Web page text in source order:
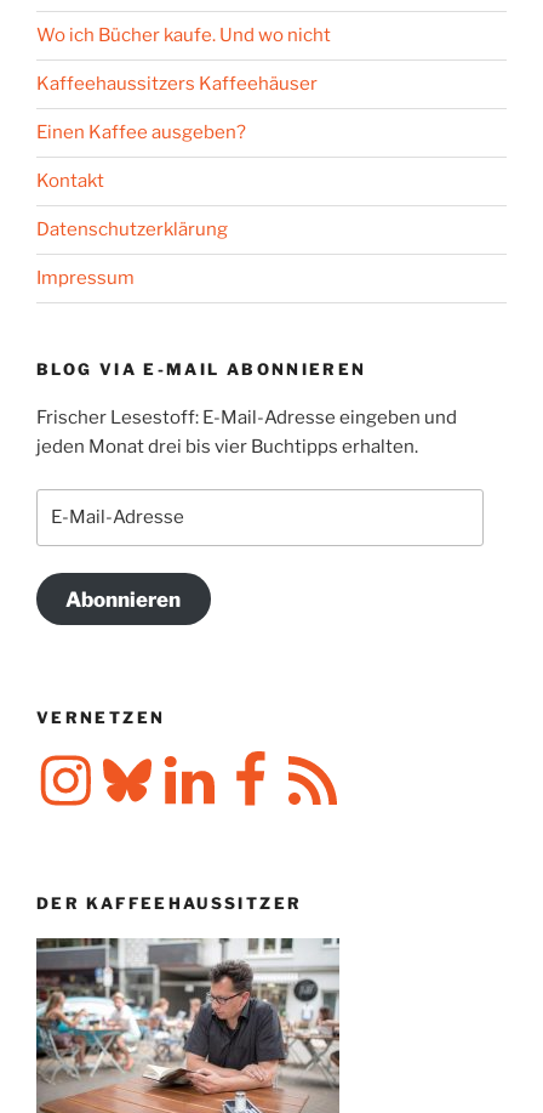
Wo ich Bücher kaufe. Und wo nicht
Kaffeehaussitzers Kaffeehäuser
Einen Kaffee ausgeben?
Kontakt
Datenschutzerklärung
Impressum
BLOG VIA E-MAIL ABONNIEREN
Frischer Lesestoff: E-Mail-Adresse eingeben und
jeden Monat drei bis vier Buchtipps erhalten.
Abonnieren
VERNETZEN
InstagramBlueskyLinkedIn FacebookRSS-
Feed
DER KAFFEEHAUSSITZER